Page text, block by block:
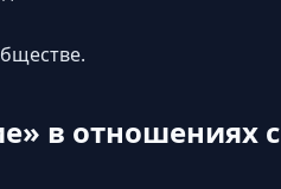
в отношениях с